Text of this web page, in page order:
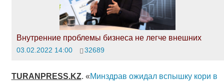
Внутренние проблемы бизнеса не легче внешних
03.02.2022 14:00 32689
TURANPRESS.KZ. «Минздрав ожидал вспышку кори в